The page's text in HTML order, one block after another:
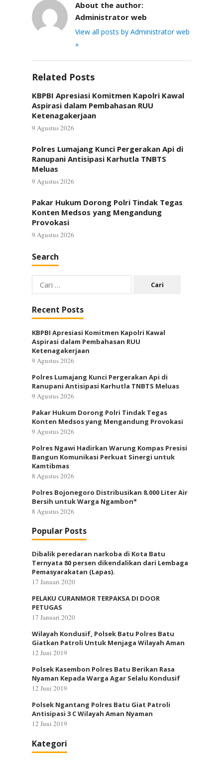
About the author:
Administrator web
View all posts by Administrator web
»
Related Posts
KBPBI Apresiasi Komitmen Kapolri Kawal
Aspirasi dalam Pembahasan RUU
Ketenagakerjaan
9 Agustus 2026
Polres Lumajang Kunci Pergerakan Api di
Ranupani Antisipasi Karhutla TNBTS
Meluas
9 Agustus 2026
Pakar Hukum Dorong Polri Tindak Tegas
Konten Medsos yang Mengandung
Provokasi
9 Agustus 2026
Search
Cari
untuk:
Recent Posts
KBPBI Apresiasi Komitmen Kapolri Kawal
Aspirasi dalam Pembahasan RUU
Ketenagakerjaan
9 Agustus 2026
Polres Lumajang Kunci Pergerakan Api di
Ranupani Antisipasi Karhutla TNBTS Meluas
9 Agustus 2026
Pakar Hukum Dorong Polri Tindak Tegas
Konten Medsos yang Mengandung Provokasi
9 Agustus 2026
Polres Ngawi Hadirkan Warung Kompas Presisi
Bangun Komunikasi Perkuat Sinergi untuk
Kamtibmas
8 Agustus 2026
Polres Bojonegoro Distribusikan 8.000 Liter Air
Bersih untuk Warga Ngambon*
8 Agustus 2026
Popular Posts
Dibalik peredaran narkoba di Kota Batu
Ternyata 80 persen dikendalikan dari Lembaga
Pemasyarakatan (Lapas).
17 Januari 2020
PELAKU CURANMOR TERPAKSA DI DOOR
PETUGAS
17 Januari 2020
Wilayah Kondusif, Polsek Batu Polres Batu
Giatkan Patroli Untuk Menjaga Wilayah Aman
12 Juni 2019
Polsek Kasembon Polres Batu Berikan Rasa
Nyaman Kepada Warga Agar Selalu Kondusif
12 Juni 2019
Polsek Ngantang Polres Batu Giat Patroli
Antisipasi 3 C Wilayah Aman Nyaman
12 Juni 2019
Kategori